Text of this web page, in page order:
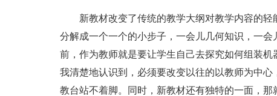
新教材改变了传统的教学大纲对教学内容的轻
分解成一个一个的小步子，一会儿几何知识，一
前，作为教师就是要让学生自己去探究如何组装
我清楚地认识到，必须要改变以往的以教师为中
教台站不着脚。同时，新教材还有独特的一面，